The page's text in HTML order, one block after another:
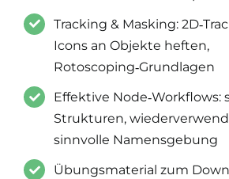
Tracking & Masking:
Icons an Objekte heften,
Rotoscoping‑Grundlagen
Effektive Node‑Workflows:
Strukturen,
sinnvolle Namensgebung
Übungsmaterial zum